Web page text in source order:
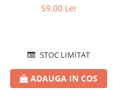
59,00 Lei
STOC LIMITAT
ADAUGA IN COS